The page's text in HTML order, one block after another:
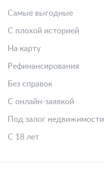
Самые выгодные
С плохой историей
На карту
Рефинансирования
Без справок
С онлайн-заявкой
Под залог недвижимости
С 18 лет